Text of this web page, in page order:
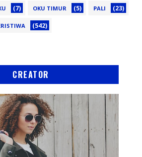
(7) OKU TIMUR (5) PALI (23)
(542)
CREATOR